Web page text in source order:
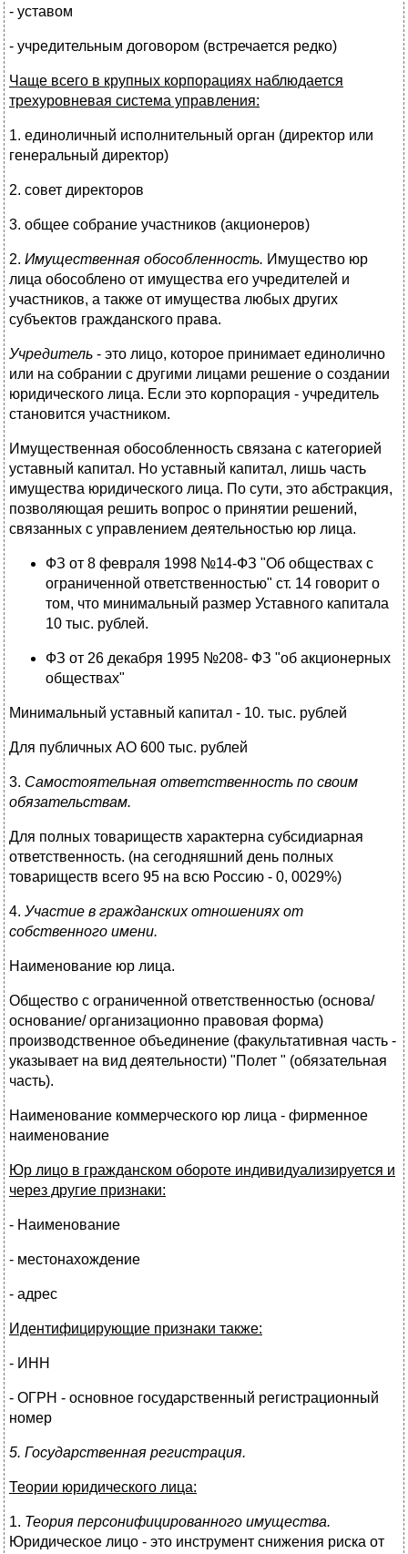
- уставом
- учредительным договором (встречается редко)
Чаще всего в крупных корпорациях наблюдается
трехуровневая система управления:
1. единоличный исполнительный орган (директор или
генеральный директор)
2. совет директоров
3. общее собрание участников (акционеров)
2. Имущественная обособленность. Имущество юр
лица обособлено от имущества его учредителей и
участников, а также от имущества любых других
субъектов гражданского права.
Учредитель - это лицо, которое принимает единолично
или на собрании с другими лицами решение о создании
юридического лица. Если это корпорация - учредитель
становится участником.
Имущественная обособленность связана с категорией
уставный капитал. Но уставный капитал, лишь часть
имущества юридического лица. По сути, это абстракция,
позволяющая решить вопрос о принятии решений,
связанных с управлением деятельностью юр лица.
ФЗ от 8 февраля 1998 №14-ФЗ "Об обществах с
ограниченной ответственностью" ст. 14 говорит о
том, что минимальный размер Уставного капитала
10 тыс. рублей.
ФЗ от 26 декабря 1995 №208- ФЗ "об акционерных
обществах"
Минимальный уставный капитал - 10. тыс. рублей
Для публичных АО 600 тыс. рублей
3. Самостоятельная ответственность по своим
обязательствам.
Для полных товариществ характерна субсидиарная
ответственность. (на сегодняшний день полных
товариществ всего 95 на всю Россию - 0, 0029%)
4. Участие в гражданских отношениях от
собственного имени.
Наименование юр лица.
Общество с ограниченной ответственностью (основа/
основание/ организационно правовая форма)
производственное объединение (факультативная часть -
указывает на вид деятельности) "Полет " (обязательная
часть).
Наименование коммерческого юр лица - фирменное
наименование
Юр лицо в гражданском обороте индивидуализируется и
через другие признаки:
- Наименование
- местонахождение
- адрес
Идентифицирующие признаки также:
- ИНН
- ОГРН - основное государственный регистрационный
номер
5. Государственная регистрация.
Теории юридического лица:
1. Теория персонифицированного имущества.
Юридическое лицо - это инструмент снижения риска от